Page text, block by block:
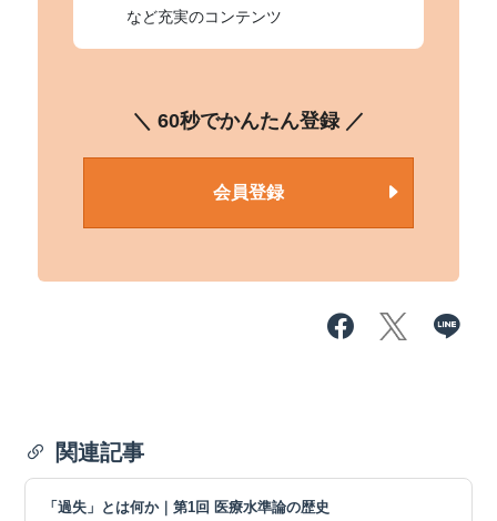
など充実のコンテンツ
＼ 60秒でかんたん登録 ／
会員登録
関連記事
「過失」とは何か｜第1回 医療水準論の歴史